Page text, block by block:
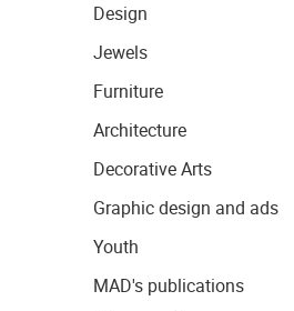
Design
Jewels
Furniture
Architecture
Decorative Arts
Graphic design and ads
Youth
MAD's publications